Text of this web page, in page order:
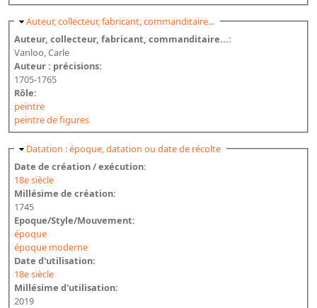
Masquer
Auteur, collecteur, fabricant, commanditaire...
Auteur, collecteur, fabricant, commanditaire...:
Vanloo, Carle
Auteur : précisions:
1705-1765
Rôle:
peintre
peintre de figures
Masquer
Datation : époque, datation ou date de récolte
Date de création / exécution:
18e siècle
Millésime de création:
1745
Epoque/Style/Mouvement:
époque
époque moderne
Date d'utilisation:
18e siècle
Millésime d'utilisation:
2019